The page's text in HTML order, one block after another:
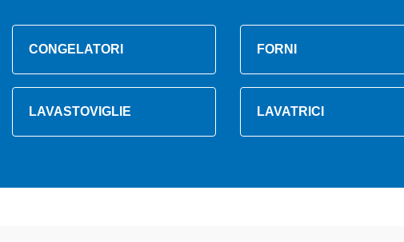
CONGELATORI FORNI
LAVASTOVIGLIE LAVATRICI